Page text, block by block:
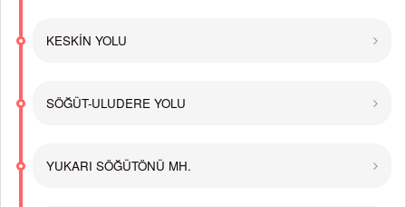
KESKİN YOLU
SÖĞÜT-ULUDERE YOLU
YUKARI SÖĞÜTÖNÜ MH.